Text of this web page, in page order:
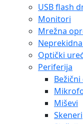
USB flash
Monitori
Mrežna
Optički
Periferija
Miševi
Skeneri